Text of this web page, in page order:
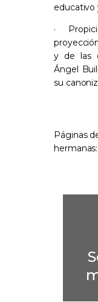
educativo
·
y de las
Ángel
su
Páginas
hermanas: